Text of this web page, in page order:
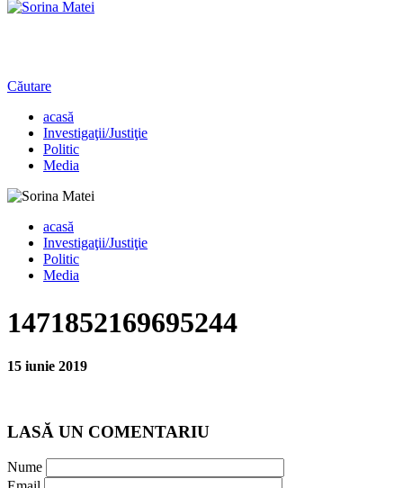
Căutare
acasă
Investigaţii/Justiţie
Politic
Media
acasă
Investigaţii/Justiţie
Politic
Media
1471852169695244
15 iunie 2019
LASĂ UN COMENTARIU
Nume